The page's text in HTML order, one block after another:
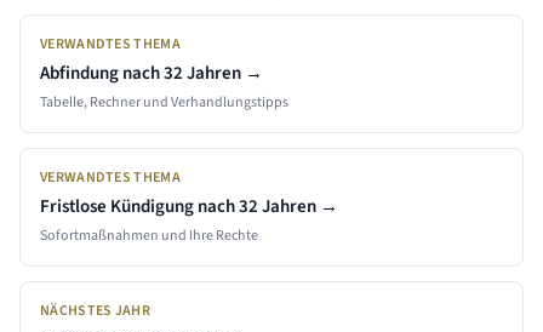
VERWANDTES THEMA
Abfindung nach32 Jahren →
Tabelle, Rechner und Verhandlungstipps
VERWANDTES THEMA
Fristlose Kündigung nach32 Jahren →
Sofortmaßnahmen und Ihre Rechte
NÄCHSTES JAHR